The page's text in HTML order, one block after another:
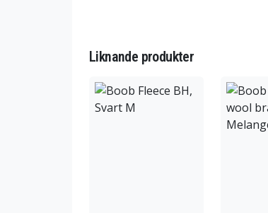
Liknande produkter